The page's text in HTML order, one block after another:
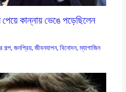
কান্নায় ভেঙে পড়েছিলেন
গল্প,জনপ্রিয়,জীবনযাপন,বিনোদন,ম্যাগাজিন